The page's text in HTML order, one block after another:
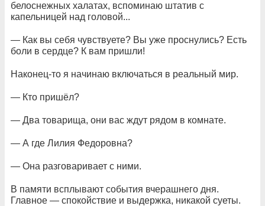
белоснежных халатах, вспоминаю штатив с
капельницей над головой...
— Как вы себя чувствуете? Вы уже проснулись? Есть
боли в сердце? К вам пришли!
Наконец-то я начинаю включаться в реальный мир.
— Кто пришёл?
— Два товарища, они вас ждут рядом в комнате.
— А где Лилия Федоровна?
— Она разговаривает с ними.
В памяти всплывают события вчерашнего дня.
Главное — спокойствие и выдержка, никакой суеты.